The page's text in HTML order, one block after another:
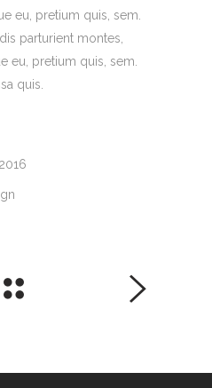
eu, pretium quis, sem.
parturient montes,
eu, pretium quis, sem.
quis.